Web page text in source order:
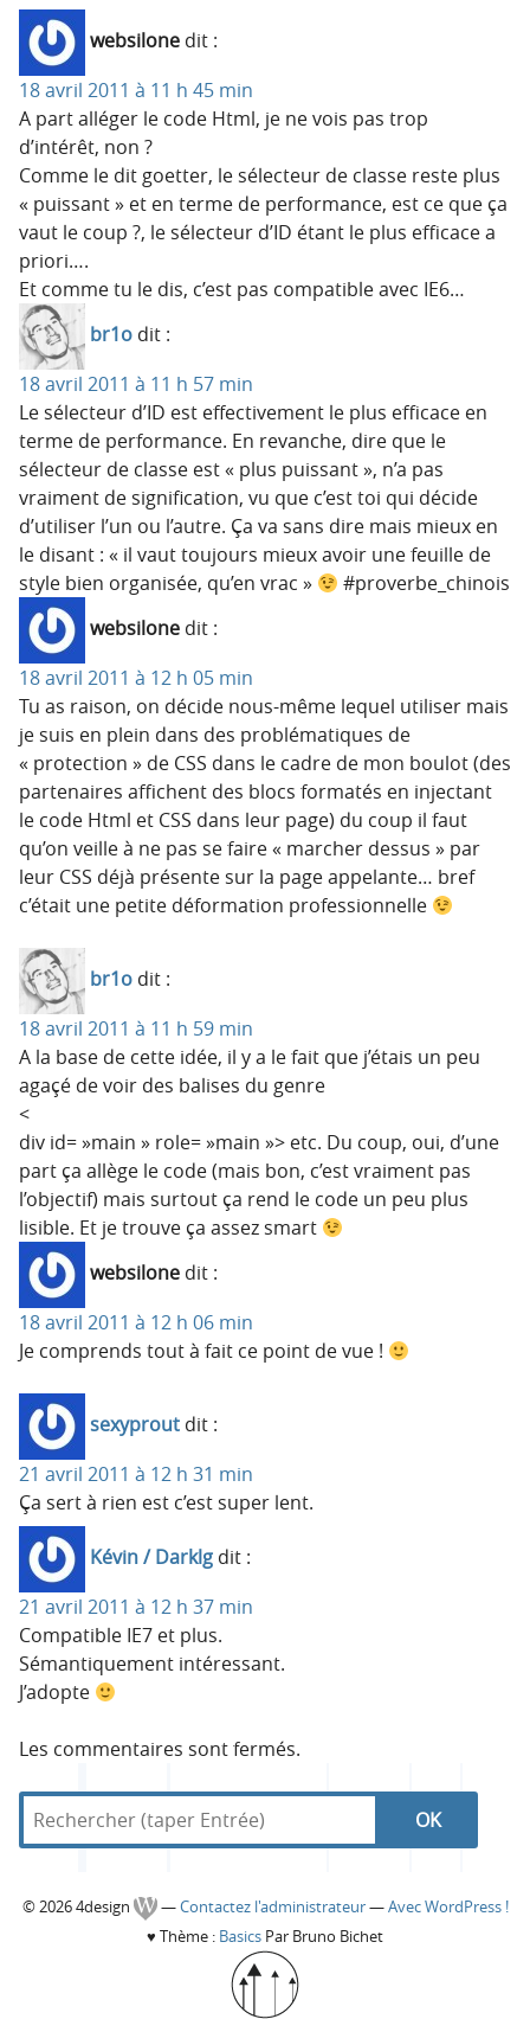
websilone dit :
18 avril 2011 à 11 h 45 min
A part alléger le code Html, je ne vois pas trop
d’intérêt, non ?
Comme le dit goetter, le sélecteur de classe reste plus
« puissant » et en terme de performance, est ce que ça
vaut le coup ?, le sélecteur d’ID étant le plus efficace a
priori….
Et comme tu le dis, c’est pas compatible avec IE6…
br1o dit :
18 avril 2011 à 11 h 57 min
Le sélecteur d’ID est effectivement le plus efficace en
terme de performance. En revanche, dire que le
sélecteur de classe est « plus puissant », n’a pas
vraiment de signification, vu que c’est toi qui décide
d’utiliser l’un ou l’autre. Ça va sans dire mais mieux en
le disant : « il vaut toujours mieux avoir une feuille de
style bien organisée, qu’en vrac »
#proverbe_chinois
websilone dit :
18 avril 2011 à 12 h 05 min
Tu as raison, on décide nous-même lequel utiliser mais
je suis en plein dans des problématiques de
« protection » de CSS dans le cadre de mon boulot (des
partenaires affichent des blocs formatés en injectant
le code Html et CSS dans leur page) du coup il faut
qu’on veille à ne pas se faire « marcher dessus » par
leur CSS déjà présente sur la page appelante… bref
c’était une petite déformation professionnelle
br1o dit :
18 avril 2011 à 11 h 59 min
A la base de cette idée, il y a le fait que j’étais un peu
agaçé de voir des balises du genre
<
div id= »main » role= »main »> etc. Du coup, oui, d’une
part ça allège le code (mais bon, c’est vraiment pas
l’objectif) mais surtout ça rend le code un peu plus
lisible. Et je trouve ça assez smart
websilone dit :
18 avril 2011 à 12 h 06 min
Je comprends tout à fait ce point de vue !
sexyprout dit :
21 avril 2011 à 12 h 31 min
Ça sert à rien est c’est super lent.
Kévin / Darklg dit :
21 avril 2011 à 12 h 37 min
Compatible IE7 et plus.
Sémantiquement intéressant.
J’adopte
Les commentaires sont fermés.
R
R
e
d
4
C
© 2026 4design —Contactez l'administrateur—Avec WordPress !
♥ Thème : Basics Par Bruno Bichet